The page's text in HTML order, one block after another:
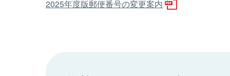
2025年度版郵便番号の変更案内